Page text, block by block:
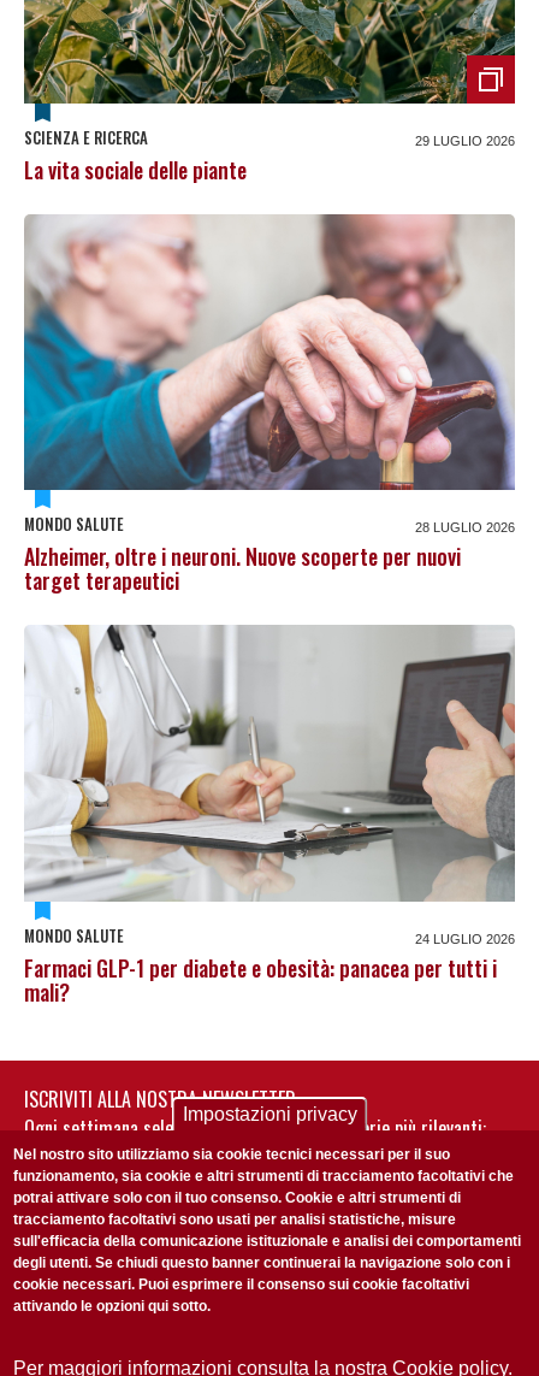
SCIENZA E RICERCA 29 LUGLIO 2026
La vita sociale delle piante
MONDO SALUTE 28 LUGLIO 2026
Alzheimer, oltre i neuroni. Nuove scoperte per nuovi
target terapeutici
MONDO SALUTE 24 LUGLIO 2026
Farmaci GLP-1 per diabete e obesità: panacea per tutti i
mali?
ISCRIVITI ALLA NOSTRA NEWSLETTER
Ogni settimana selezioniamo per te nostre storie più rilevanti:
non perderti gli aggiornamenti della nostra newsletter
Accetto laPrivacy Policy
Impostazioni privacy
Nel nostro sito utilizziamo sia cookie tecnici necessari per il suo
funzionamento, sia cookie e altri strumenti di tracciamento facoltativi che
potrai attivare solo con il tuo consenso. Cookie e altri strumenti di
tracciamento facoltativi sono usati per analisi statistiche, misure
sull'efficacia della comunicazione istituzionale e analisi dei comportamenti
degli utenti. Se chiudi questo banner continuerai la navigazione solo con i
cookie necessari. Puoi esprimere il consenso sui cookie facoltativi
attivando le opzioni qui sotto.
Per maggiori informazioni consulta la nostra Cookie policy.